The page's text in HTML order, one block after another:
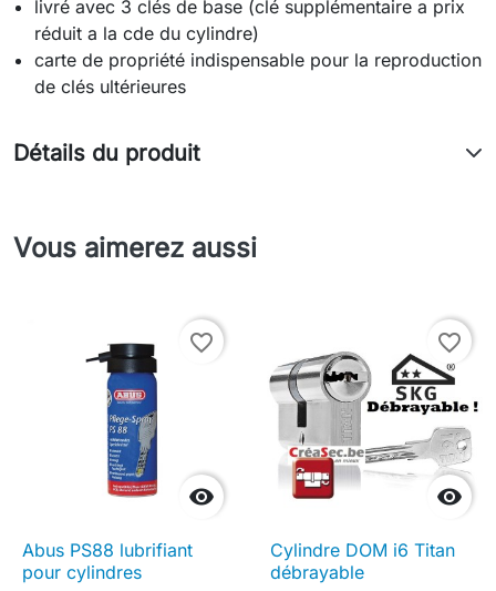
livré avec 3 clés de base (clé supplémentaire a prix
réduit a la cde du cylindre)
carte de propriété indispensable pour la reproduction
de clés ultérieures
Détails du produit
Vous aimerez aussi

favorite_border
Abus PS88 lubrifiant
pour cylindres

favorite_border
Cylindre DOM i6 Titan
débrayable